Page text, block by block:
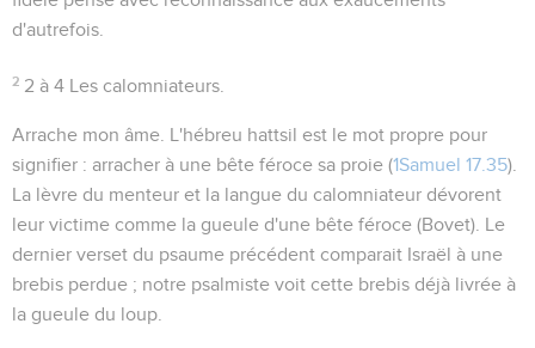
d'autrefois.
2 2 à 4 Les calomniateurs.
Arrache mon âme . L'hébreu hattsil est le mot propre pour
signifier : arracher à une bête féroce sa proie (1Samuel 17.35).
La lèvre du menteur et la langue du calomniateur dévorent
leur victime comme la gueule d'une bête féroce (Bovet). Le
dernier verset du psaume précédent comparait Israël à une
brebis perdue ; notre psalmiste voit cette brebis déjà livrée à
la gueule du loup.